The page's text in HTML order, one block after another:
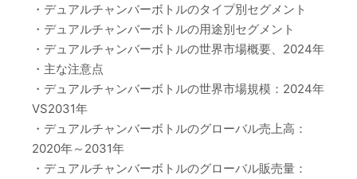
・デュアルチャンバーボトルのタイプ別セグメント
・デュアルチャンバーボトルの用途別セグメント
・デュアルチャンバーボトルの世界市場概要、2024年
・主な注意点
・デュアルチャンバーボトルの世界市場規模：2024年
VS2031年
・デュアルチャンバーボトルのグローバル売上高：
2020年～2031年
・デュアルチャンバーボトルのグローバル販売量：